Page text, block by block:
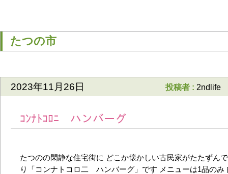
たつの市
2023年11月26日 投稿者 : 2ndlife
ｺﾝﾅﾄｺﾛﾆ ハンバーグ
たつのの閑静な住宅街に どこか懐かしい古民家がたたずん
り「コンナトコロ二 ハンバーグ」です メニューは1品のみ